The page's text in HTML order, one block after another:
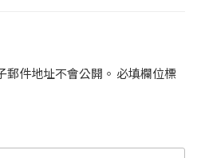
件地址不會公開。 必填欄位標